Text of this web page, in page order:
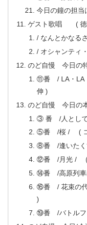
今日の鐘の担当
ゲスト歌唱 (
/ なんとかな
/ オシャンティ
のど自慢 今日の
⑪番 / LA・LA
伸 )
のど自慢 今日の
③ 番 /人とし
⑤番 /桜 / (
⑧番 /逢いた
⑫番 /月光 / (
⑭番 /高原列
⑯番 / 花束の
)
⑲番 /バトル